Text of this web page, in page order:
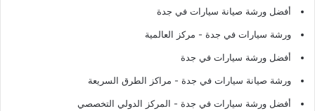
أفضل ورشة صيانة سيارات في جدة
ورشة سيارات في جدة - مركز العالمية
أفضل ورشة سيارات في جدة
ورشة صيانة سيارات في جدة - مراكز الطرق السريعة
أفضل ورشة سيارات في جدة - المركز الدولي التخصصي